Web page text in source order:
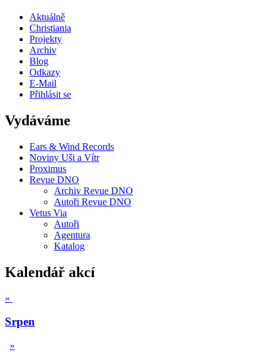
Aktuálně
Christiania
Projekty
Archiv
Blog
Odkazy
E-Mail
Přihlásit se
Vydáváme
Ears & Wind Records
Noviny Uši a Vítr
Proximus
Revue DNO
Archiv Revue DNO
Autoři Revue DNO
Vetus Via
Autoři
Agentura
Katalog
Kalendář akcí
«
Srpen
»